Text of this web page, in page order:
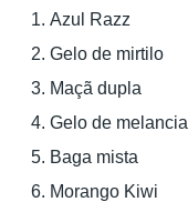
Azul Razz
Gelo de mirtilo
Maçã dupla
Gelo de melancia
Baga mista
Morango Kiwi